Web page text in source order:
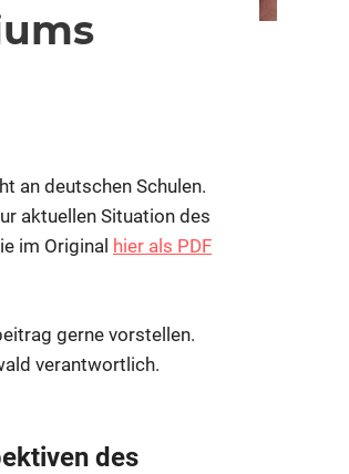
an deutschen Schulen.
aktuellen Situation des
im Original hier als PDF
gerne vorstellen.
verantwortlich.
des